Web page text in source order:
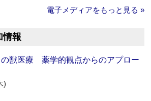
電子メディアをもっと見る »
情報
の獣医療 薬学的観点からのアプロー
)